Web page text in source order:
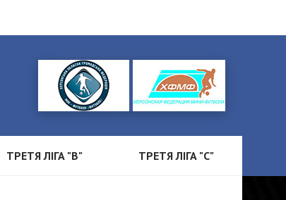
ТРЕТЯ ЛІГА "B" ТРЕТЯ ЛІГА "С"